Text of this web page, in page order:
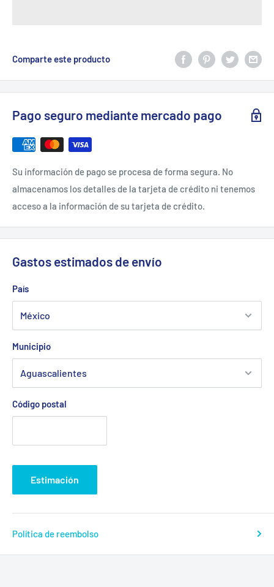
Comparte este producto
Pago seguro mediante mercado pago
Su información de pago se procesa de forma segura. No
almacenamos los detalles de la tarjeta de crédito ni tenemos
acceso a la información de su tarjeta de crédito.
Gastos estimados de envío
País
Municipio
Código postal
Estimación
Política de reembolso